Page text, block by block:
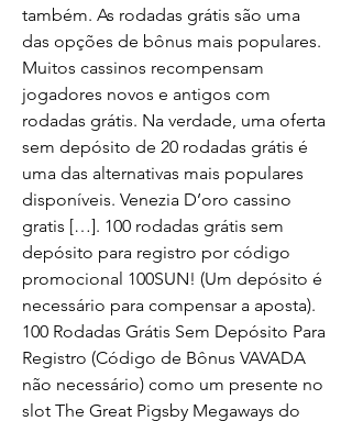
também. As rodadas grátis são uma
das opções de bônus mais populares.
Muitos cassinos recompensam
jogadores novos e antigos com
rodadas grátis. Na verdade, uma oferta
sem depósito de 20 rodadas grátis é
uma das alternativas mais populares
disponíveis. Venezia D’oro cassino
gratis […]. 100 rodadas grátis sem
depósito para registro por código
promocional 100SUN! (Um depósito é
necessário para compensar a aposta).
100 Rodadas Grátis Sem Depósito Para
Registro (Código de Bônus VAVADA
não necessário) como um presente no
slot The Great Pigsby Megaways do